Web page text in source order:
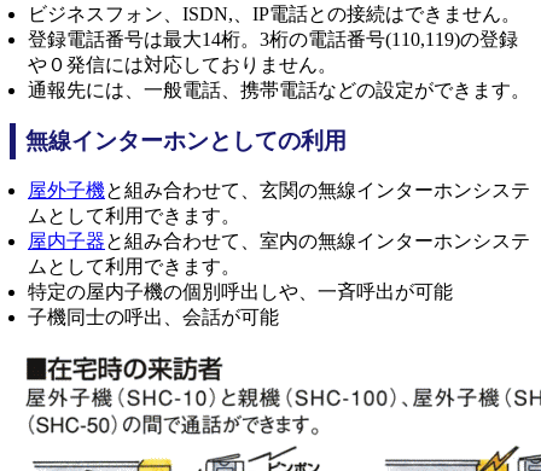
ビジネスフォン、ISDN,、IP電話との接続はできません。
登録電話番号は最大14桁。3桁の電話番号(110,119)の登録
や０発信には対応しておりません。
通報先には、一般電話、携帯電話などの設定ができます。
無線インターホンとしての利用
屋外子機と組み合わせて、玄関の無線インターホンシステ
ムとして利用できます。
屋内子器と組み合わせて、室内の無線インターホンシステ
ムとして利用できます。
特定の屋内子機の個別呼出しや、一斉呼出が可能
子機同士の呼出、会話が可能